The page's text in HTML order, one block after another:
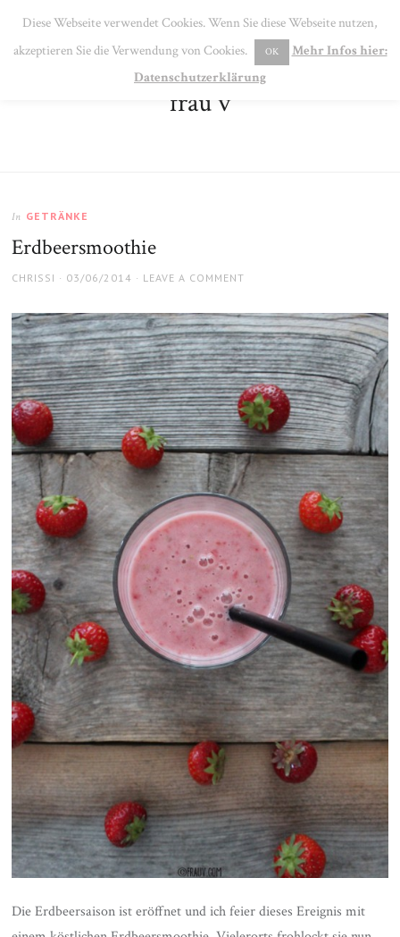
MENU
frau v
In GETRÄNKE
Erdbeersmoothie
AUTHOR
CHRISSI
POSTED
03/06/2014 LEAVE A COMMENT
Die Erdbeersaison ist eröffnet und ich feier dieses Ereignis mit
Diese Webseite verwendet Cookies. Wenn Sie diese Webseite nutzen,
akzeptieren Sie die Verwendung von Cookies.
OK
Mehr Infos hier:
Datenschutzerklärung